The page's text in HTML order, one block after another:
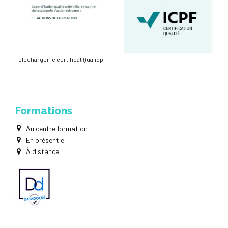
Télécharger le certificat Qualiopi
Formations
Au centre formation
En présentiel
À distance